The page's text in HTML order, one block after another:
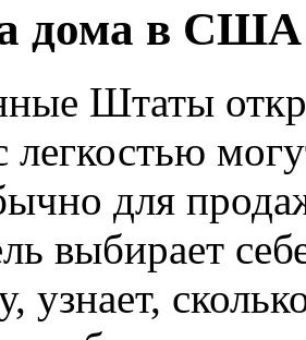
дома в США
Штаты
легкостью
для
выбирает
узнает,